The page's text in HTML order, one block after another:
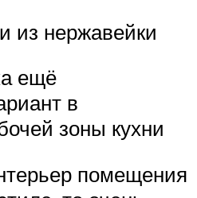
из нержавейки
ещё
в
зоны кухни
помещения